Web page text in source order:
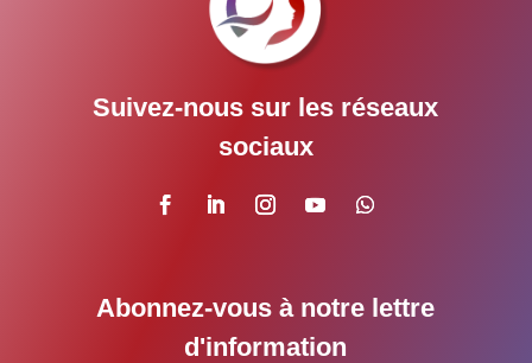
Suivez-nous sur les réseaux
sociaux
Abonnez-vous à notre lettre
d'information